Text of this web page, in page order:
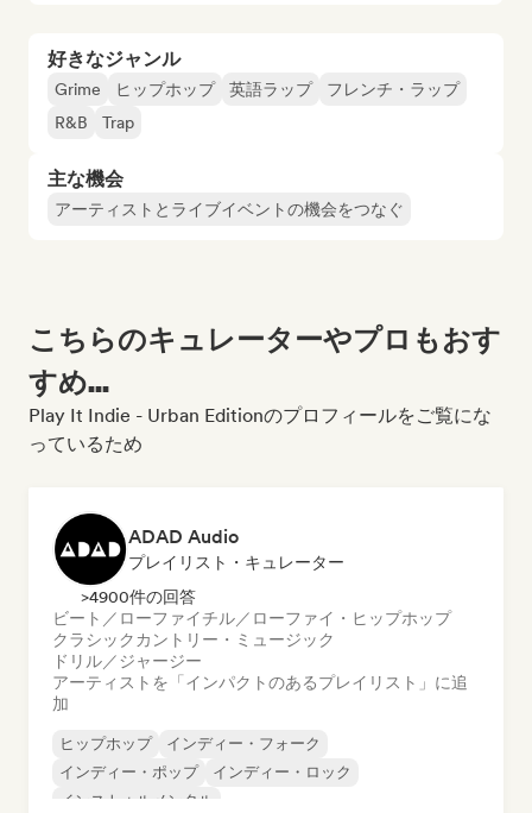
好きなジャンル
Grime ヒップホップ 英語ラップ
フレンチ・ラップ
R&B
Trap
主な機会
アーティストとライブイベントの機会をつなぐ
こちらのキュレーターやプロもおす
すめ...
Play It Indie - Urban Editionのプロフィールをご覧にな
っているため
ADAD Audio
プレイリスト・キュレーター
>4900件の回答
ビート／ローファイチル／ローファイ・ヒップホップ
クラシック カントリー・ミュージック
ドリル／ジャージー
アーティストを「インパクトのあるプレイリスト」に追
加
ヒップホップ
インディー・フォーク
インディー・ポップ
インディー・ロック
インストゥルメンタル